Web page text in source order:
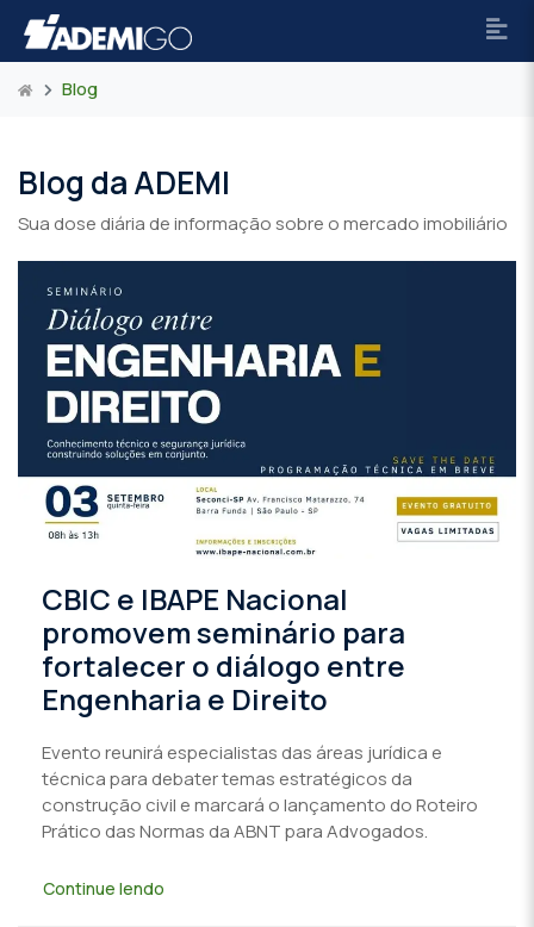
Blog
Blog da ADEMI
Sua dose diária de informação sobre o mercado imobiliário
CBIC e IBAPE Nacional
promovem seminário para
fortalecer o diálogo entre
Engenharia e Direito
Evento reunirá especialistas das áreas jurídica e
técnica para debater temas estratégicos da
construção civil e marcará o lançamento do Roteiro
Prático das Normas da ABNT para Advogados.
Continue lendo